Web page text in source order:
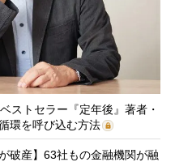
ストセラー『定年後』著者・
環を呼び込む方法
破産】63社もの金融機関が融